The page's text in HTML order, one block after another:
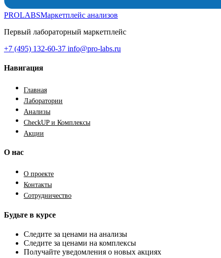
PROLABSМаркетплейс анализов
Первый лабораторный маркетплейс
+7 (495) 132-60-37 info@pro-labs.ru
Навигация
Главная
Лаборатории
Анализы
CheckUP и Комплексы
Акции
О нас
О проекте
Контакты
Сотрудничество
Будьте в курсе
Следите за ценами на анализы
Следите за ценами на комплексы
Получайте уведомления о новых акциях